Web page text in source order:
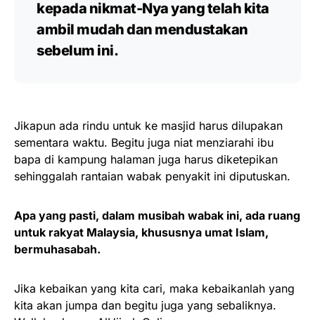
kepada nikmat-Nya yang telah kita
ambil mudah dan mendustakan
sebelum ini.
Jikapun ada rindu untuk ke masjid harus dilupakan
sementara waktu. Begitu juga niat menziarahi ibu
bapa di kampung halaman juga harus diketepikan
sehinggalah rantaian wabak penyakit ini diputuskan.
Apa yang pasti, dalam musibah wabak ini, ada ruang
untuk rakyat Malaysia, khususnya umat Islam,
bermuhasabah.
Jika kebaikan yang kita cari, maka kebaikanlah yang
kita akan jumpa dan begitu juga yang sebaliknya.